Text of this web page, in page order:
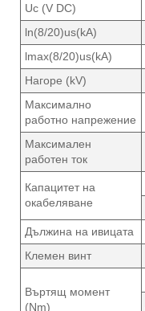
Uc (V DC)
ln(8/20)us(kA)
lmax(8/20)us(kA)
Нагоре (kV)
Максимално
работно напрежение
Максимален
работен ток
Капацитет на
окабеляване
Дължина на ивицата
Клемен винт
Въртящ момент
(Nm)